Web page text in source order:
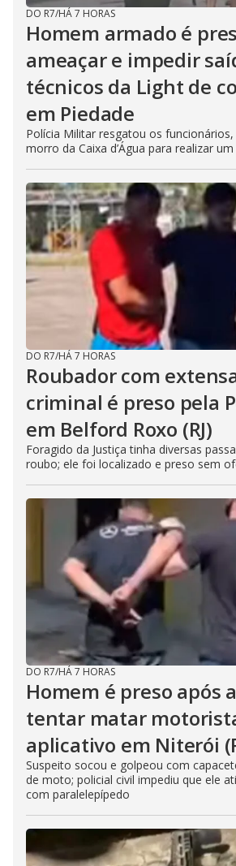
DO R7/HÁ 7 HORAS
Homem armado é
ameaçar e impedir
técnicos da Light de
em Piedade
Polícia Militar resgatou os
morro da Caixa d’Água para realizar
DO R7/HÁ 7 HORAS
Roubador com
criminal é preso pela
em Belford Roxo (RJ)
Foragido da Justiça tinha diversas
roubo; ele foi localizado e preso sem
DO R7/HÁ 7 HORAS
Homem é preso após
tentar matar
aplicativo em Niterói
Suspeito socou e golpeou com
de moto; policial civil impediu que ele
com paralelepípedo